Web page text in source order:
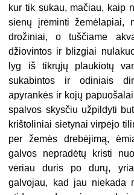
kur tik sukau, mačiau, kaip
sienų įrėminti žemėlapiai,
drožiniai, o tuščiame
džiovintos ir blizgiai
lyg iš tikrųjų plaukiotų
sukabintos ir odiniais
apyrankės ir kojų
spalvos skysčiu užpildyti
krištoliniai sietynai virpėjo
per žemės drebėjimą,
galvos nepradėtų kristi
vėriau duris po durų,
galvojau, kad jau niekada